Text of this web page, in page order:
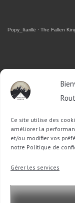
Ce site utilise des
améliorer la
et/ou modifier vos
notre Politique de
Gérer les services
Popy_Itarillë · The Fallen
RETROUVEZ-
OU SUR
Follow
: